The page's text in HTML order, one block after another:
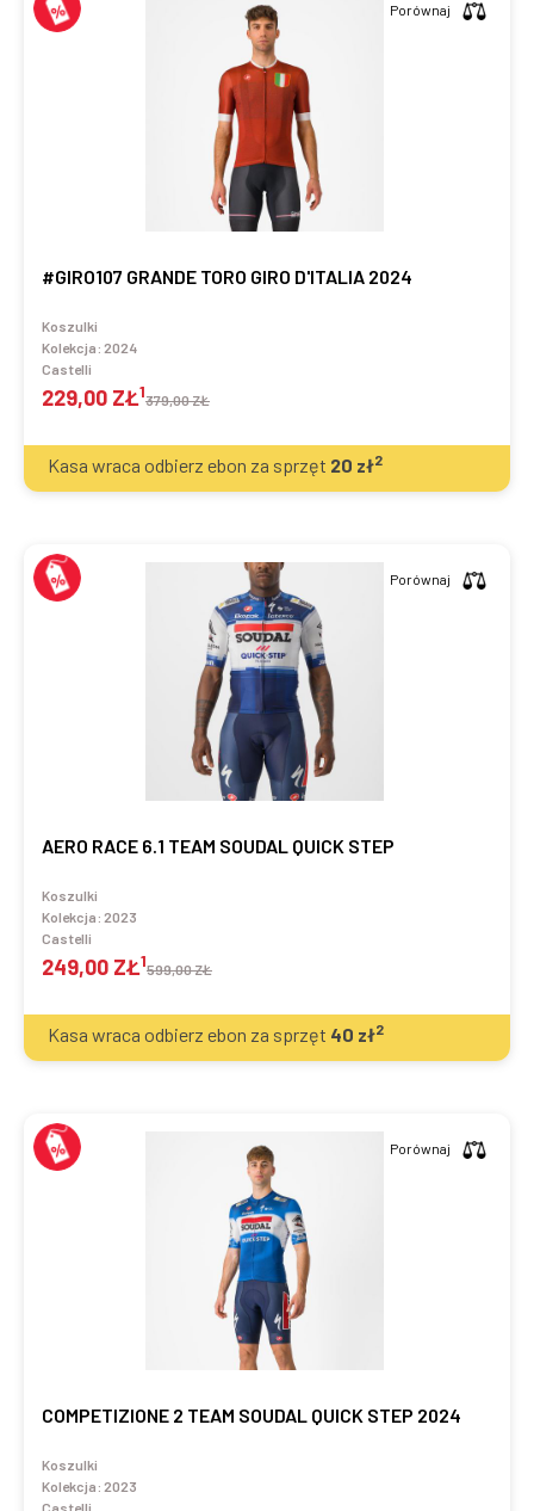
#GIRO107 GRANDE TORO GIRO D'ITALIA 2024
Koszulki
Kolekcja: 2024
Castelli
229,00 ZŁ1379,00 ZŁ
Porównaj
Kasa wraca odbierz ebon za sprzęt 20 zł2
AERO RACE 6.1 TEAM SOUDAL QUICK STEP
Koszulki
Kolekcja: 2023
Castelli
249,00 ZŁ1599,00 ZŁ
Porównaj
Kasa wraca odbierz ebon za sprzęt 40 zł2
COMPETIZIONE 2 TEAM SOUDAL QUICK STEP 2024
Koszulki
Kolekcja: 2023
Castelli
Porównaj